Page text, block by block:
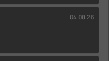
04.08.26